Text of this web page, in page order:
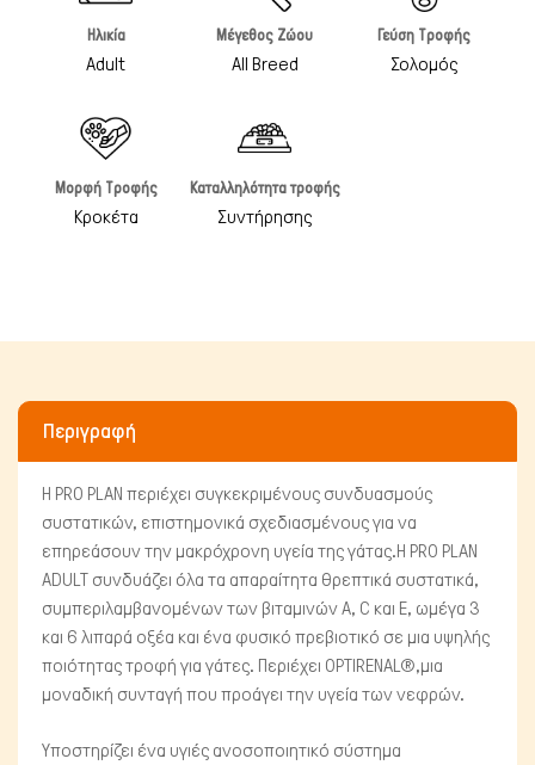
Πτηνά
Ηλικία
Adult
Μέγεθος Ζώου
All Breed
Γεύση Τροφής
Σολομός
Μορφή Τροφής
Κροκέτα
Καταλληλότητα τροφής
Συντήρησης
Περιγραφή
H PRO PLAN περιέχει συγκεκριμένους συνδυασμούς
συστατικών, επιστημονικά σχεδιασμένους για να
επηρεάσουν την μακρόχρονη υγεία της γάτας.Η PRO PLAN
ADULT συνδυάζει όλα τα απαραίτητα θρεπτικά συστατικά,
συμπεριλαμβανομένων των βιταμινών Α, C και Ε, ωμέγα 3
και 6 λιπαρά οξέα και ένα φυσικό πρεβιοτικό σε μια υψηλής
ποιότητας τροφή για γάτες. Περιέχει OPTIRENAL®,μια
μοναδική συνταγή που προάγει την υγεία των νεφρών.
Υποστηρίζει ένα υγιές ανοσοποιητικό σύστημα